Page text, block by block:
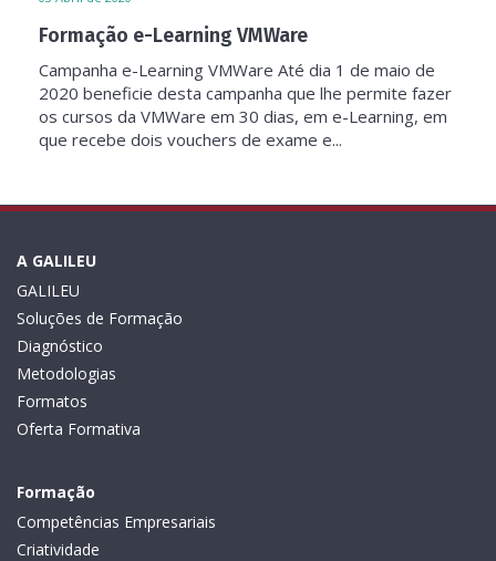
Formação e-Learning VMWare
Campanha e-Learning VMWare Até dia 1 de maio de
2020 beneficie desta campanha que lhe permite fazer
os cursos da VMWare em 30 dias, em e-Learning, em
que recebe dois vouchers de exame e...
A GALILEU
GALILEU
Soluções de Formação
Diagnóstico
Metodologias
Formatos
Oferta Formativa
Formação
Competências Empresariais
Criatividade